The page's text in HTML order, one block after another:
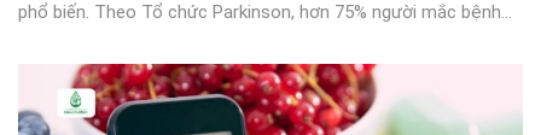
phổ biến. Theo Tổ chức Parkinson, hơn 75% người mắc bệnh...